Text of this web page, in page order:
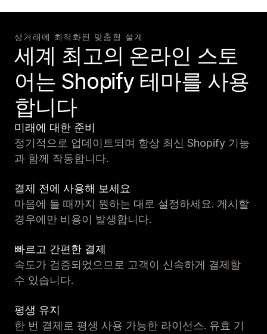
상거래에 최적화된 맞춤형 설계
세계 최고의 온라인 스토
어는 Shopify 테마를 사용
합니다
미래에 대한 준비
정기적으로 업데이트되며 항상 최신 Shopify 기능
과 함께 작동합니다.
결제 전에 사용해 보세요
마음에 들 때까지 원하는 대로 설정하세요. 게시할
경우에만 비용이 발생합니다.
빠르고 간편한 결제
속도가 검증되었으므로 고객이 신속하게 결제할
수 있습니다.
평생 유지
한 번 결제로 평생 사용 가능한 라이선스. 유효 기